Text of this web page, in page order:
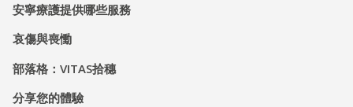
安寧療護提供哪些服務
哀傷與喪慟
部落格：VITAS拾穗
分享您的體驗